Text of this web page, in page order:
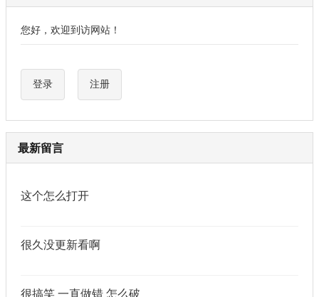
您好，欢迎到访网站！
登录 注册
最新留言
这个怎么打开
很久没更新看啊
很搞笑 一直做错 怎么破